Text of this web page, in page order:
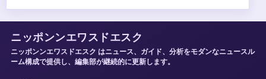
ニッポンンエワスドエスク
ニッポンンエワスドエスク はニュース、ガイド、分析をモダンなニュースル
ーム構成で提供し、編集部が継続的に更新します。